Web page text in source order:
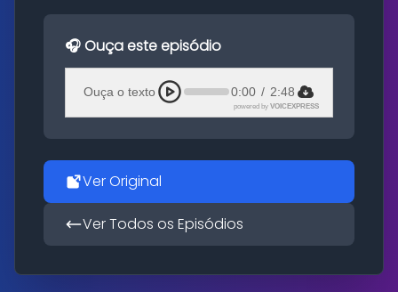
🎧 Ouça este episódio
Ouça o texto 0:00 / 2:48
powered by VOICEXPRESS
Ver Original
Ver Todos os Episódios